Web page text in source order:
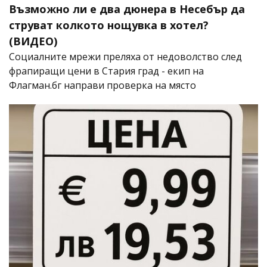
Възможно ли е два дюнера в Несебър да
струват колкото нощувка в хотел?
(ВИДЕО)
Социалните мрежи преляха от недоволство след
фрапиращи цени в Стария град - екип на
Флагман.бг направи проверка на място